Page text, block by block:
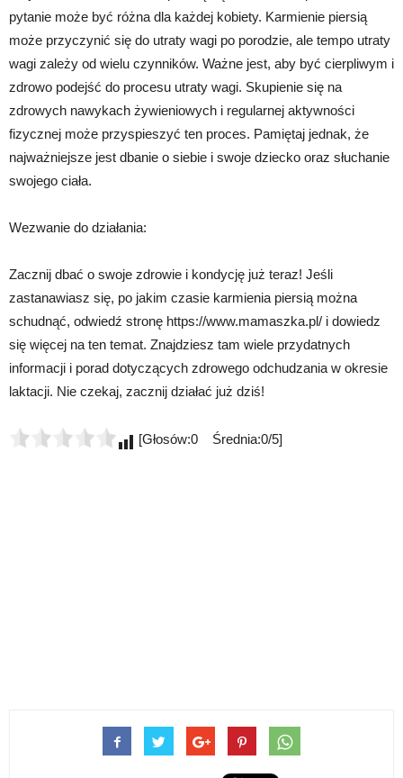
pytanie może być różna dla każdej kobiety. Karmienie piersią
może przyczynić się do utraty wagi po porodzie, ale tempo utraty
wagi zależy od wielu czynników. Ważne jest, aby być cierpliwym i
zdrowo podejść do procesu utraty wagi. Skupienie się na
zdrowych nawykach żywieniowych i regularnej aktywności
fizycznej może przyspieszyć ten proces. Pamiętaj jednak, że
najważniejsze jest dbanie o siebie i swoje dziecko oraz słuchanie
swojego ciała.
Wezwanie do działania:
Zacznij dbać o swoje zdrowie i kondycję już teraz! Jeśli
zastanawiasz się, po jakim czasie karmienia piersią można
schudnąć, odwiedź stronę https://www.mamaszka.pl/ i dowiedz
się więcej na ten temat. Znajdziesz tam wiele przydatnych
informacji i porad dotyczących zdrowego odchudzania w okresie
laktacji. Nie czekaj, zacznij działać już dziś!
[Głosów:0 Średnia:0/5]